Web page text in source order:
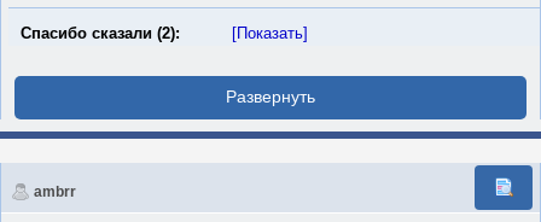
Спасибо сказали (2): [Показать]
ambrr